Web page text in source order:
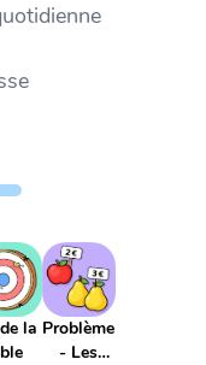
la Problème
- Les